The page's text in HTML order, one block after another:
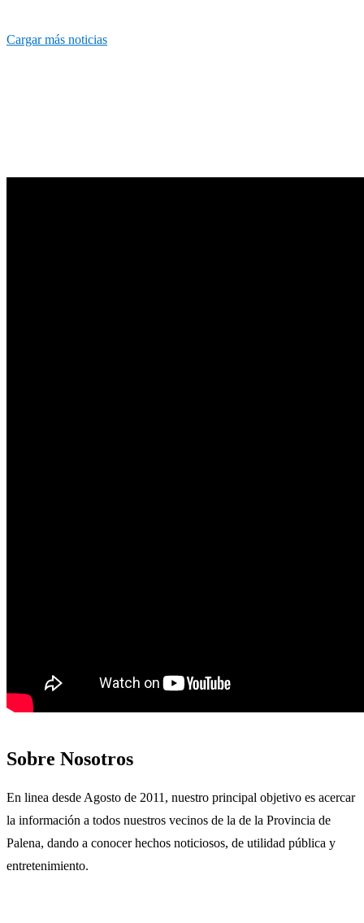
Cargar más noticias
Sobre Nosotros
En linea desde Agosto de 2011, nuestro principal objetivo es acercar
la información a todos nuestros vecinos de la de la Provincia de
Palena, dando a conocer hechos noticiosos, de utilidad pública y
entretenimiento.